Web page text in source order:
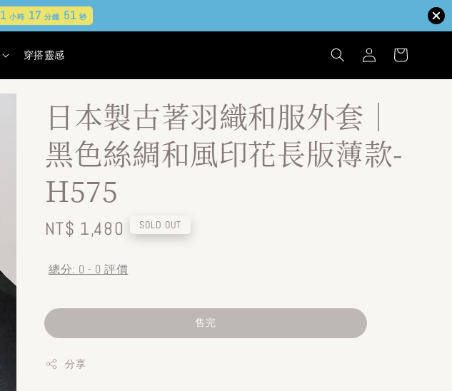
1小時 17分鐘 49秒
穿搭靈感
日本製古著羽織和服外套｜
黑色絲綢和風印花長版薄款-
H575
Regular
NT$ 1,480 SOLD OUT
總分: 0 - 0 評價
售完
分享